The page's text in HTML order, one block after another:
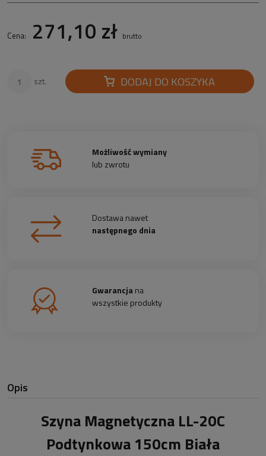
Cena: 271,10 zł brutto
szt. DODAJ DO KOSZYKA
Możliwość wymiany
lub zwrotu
Dostawa nawet
następnego dnia
Gwarancjana
wszystkie produkty
Opis
Szyna Magnetyczna LL-20C
Podtynkowa 150cm Biała